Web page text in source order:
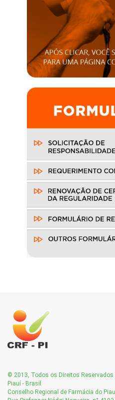
© 2013, Todos os Direitos Reservados
Piauí - Brasil
Conselho Regional de Farmácia do